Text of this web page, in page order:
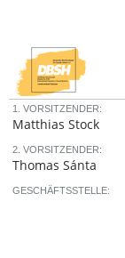
1. VORSITZENDER:
Matthias Stock
2. VORSITZENDER:
Thomas Sánta
GESCHÄFTSSTELLE: